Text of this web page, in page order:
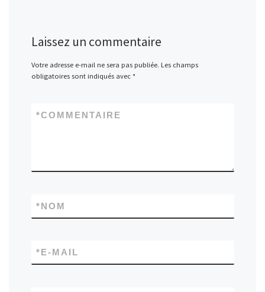
Laissez un commentaire
Votre adresse e-mail ne sera pas publiée. Les champs
obligatoires sont indiqués avec *
COMMENTAIRE
*
NOM
*
E-MAIL
*